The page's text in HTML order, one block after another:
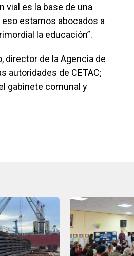
vial es la base de una
estamos abocados a
la educación”.
director de la Agencia de
autoridades de CETAC;
gabinete comunal y